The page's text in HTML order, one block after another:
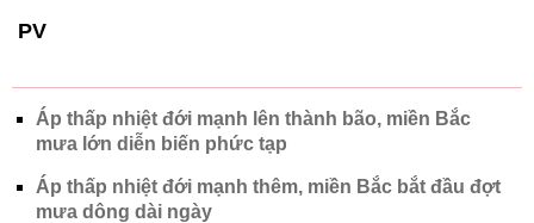
PV
Áp thấp nhiệt đới mạnh lên thành bão, miền Bắc
mưa lớn diễn biến phức tạp
Áp thấp nhiệt đới mạnh thêm, miền Bắc bắt đầu đợt
mưa dông dài ngày